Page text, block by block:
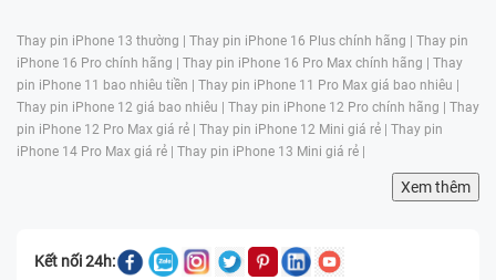
Thay pin iPhone 13 thường | Thay pin iPhone 16 Plus chính hãng | Thay pin
iPhone 16 Pro chính hãng | Thay pin iPhone 16 Pro Max chính hãng | Thay
pin iPhone 11 bao nhiêu tiền | Thay pin iPhone 11 Pro Max giá bao nhiêu |
Thay pin iPhone 12 giá bao nhiêu | Thay pin iPhone 12 Pro chính hãng | Thay
pin iPhone 12 Pro Max giá rẻ | Thay pin iPhone 12 Mini giá rẻ | Thay pin
iPhone 14 Pro Max giá rẻ | Thay pin iPhone 13 Mini giá rẻ |
Xem thêm
Kết nối 24h: